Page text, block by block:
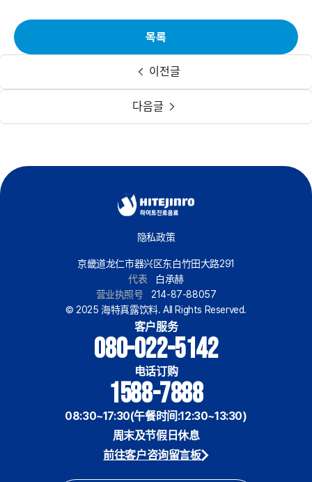
이전글
목록
다음글
隐私政策
京畿道龙仁市器兴区东白竹田大路291
代表
白承赫
营业执照号
214-87-88057
© 2025 海特真露饮料. All Rights Reserved.
客户服务
080-022-5142
电话订购
1588-7888
08:30~17:30(午餐时间:12:30~13:30)
周末及节假日休息
前往客户咨询留言板